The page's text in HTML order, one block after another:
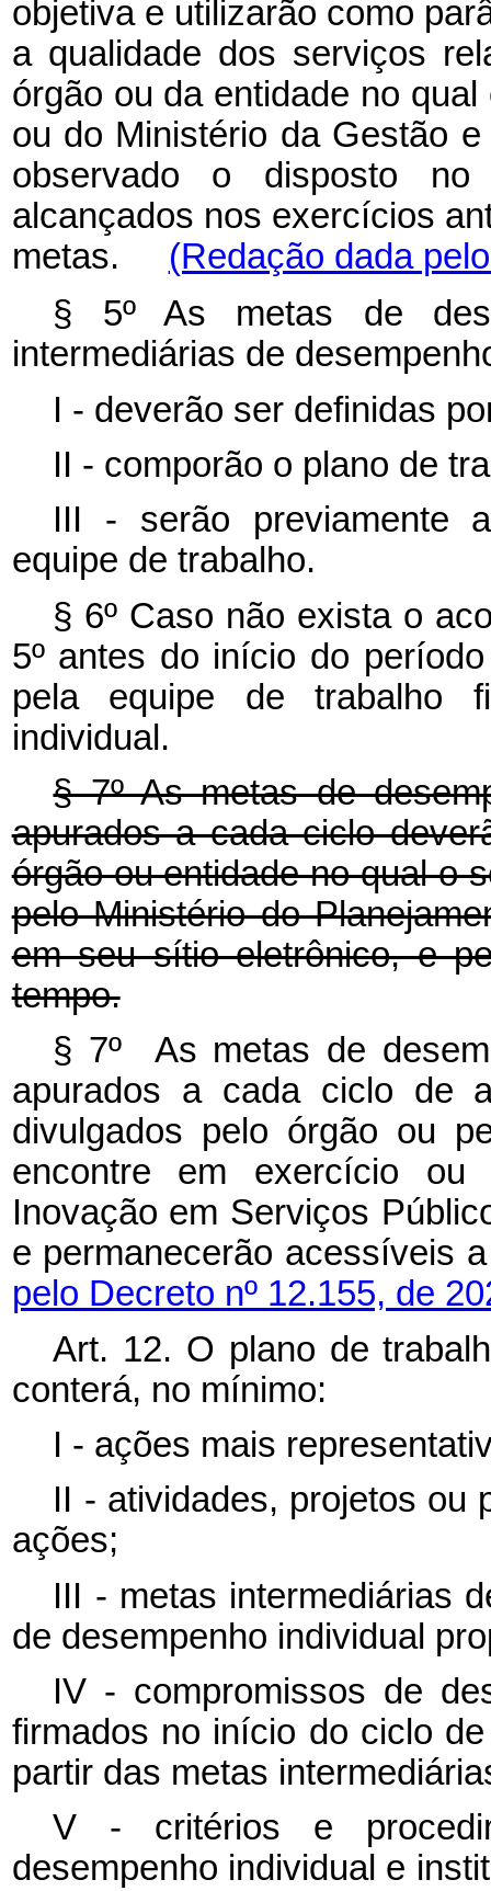
objetiva e utilizarão como
a qualidade dos serviços
órgão ou da entidade no
ou do Ministério da Gestão
observado o disposto
alcançados nos exercícios
metas. (Redação dada
§ 5º As metas de
intermediárias de
I - deverão ser definidas
II - comporão o plano de
III - serão previamente
equipe de trabalho.
§ 6º Caso não exista o
5º antes do início do
pela equipe de trabalho
individual.
§ 7º As metas de
apurados a cada ciclo
órgão ou entidade no qual o
pelo Ministério do
em seu sítio eletrônico, e
tempo.
§ 7º As metas de
apurados a cada ciclo de
divulgados pelo órgão ou
encontre em exercício
Inovação em Serviços
e permanecerão
pelo Decreto nº 12.155, de
Art. 12. O plano de
conterá, no mínimo:
I - ações mais
II - atividades, projetos ou
ações;
III - metas intermediárias
de desempenho individual
IV - compromissos de
firmados no início do ciclo
partir das metas
V - critérios e
desempenho individual e